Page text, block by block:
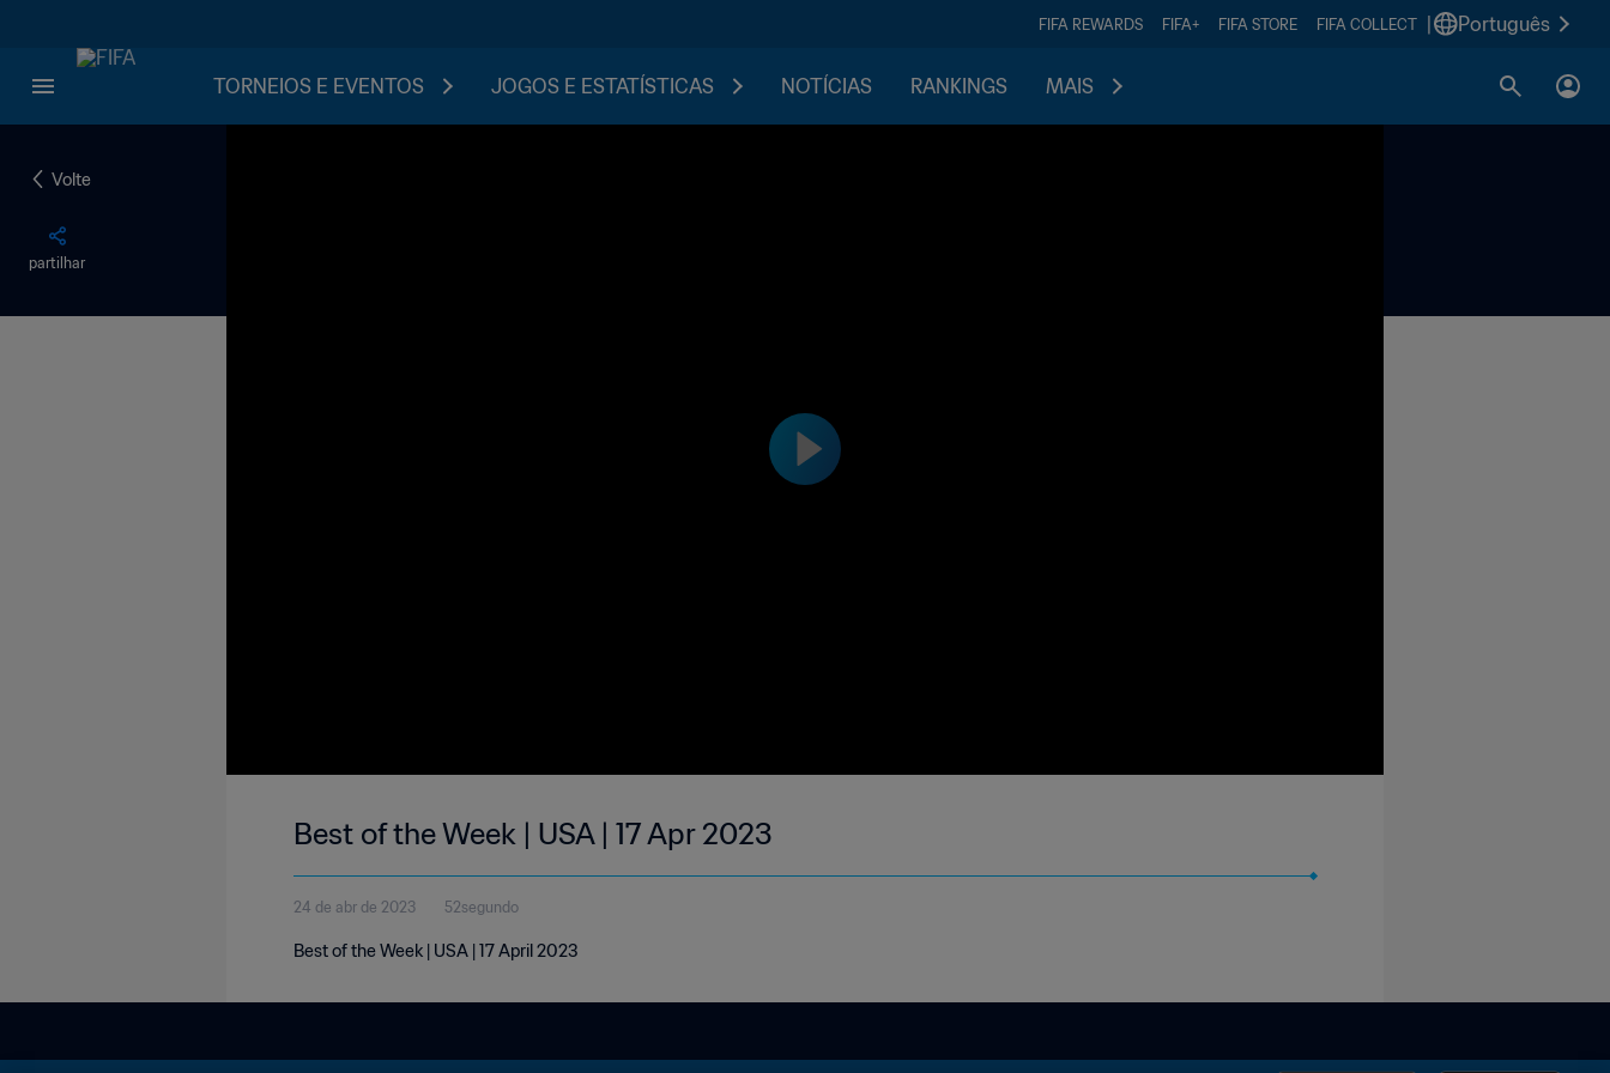
FIFA REWARDS FIFA+ FIFA STORE FIFA COLLECT Português
TORNEIOS E EVENTOS JOGOS E ESTATÍSTICAS NOTÍCIAS RANKINGS MAIS
Volte
partilhar
Best of the Week | USA | 17 Apr 2023
24 de abr de 2023 52segundo
Best of the Week | USA | 17 April 2023